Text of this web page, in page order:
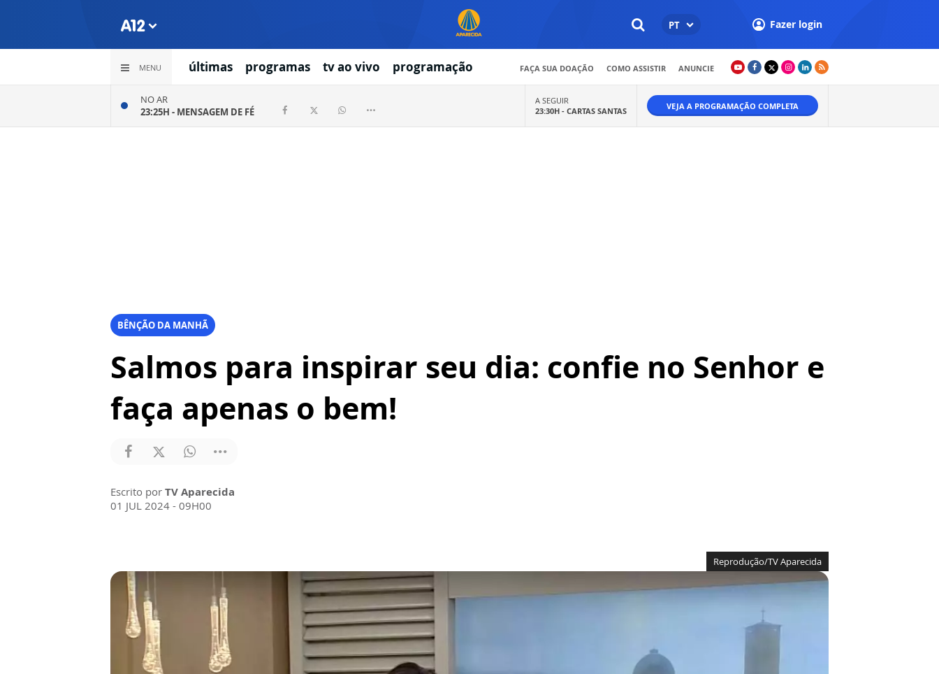
PT Fazer login
MENU últimas programas tv ao vivo programação FAÇA SUA DOAÇÃO COMO ASSISTIR ANUNCIE
NO AR
23:25H - MENSAGEM DE FÉ
A SEGUIR
23:30H - CARTAS SANTAS VEJA A PROGRAMAÇÃO COMPLETA
BÊNÇÃO DA MANHÃ
Salmos para inspirar seu dia: confie no Senhor e
faça apenas o bem!
Escrito por TV Aparecida
01 JUL 2024 - 09H00
Reprodução/TV Aparecida